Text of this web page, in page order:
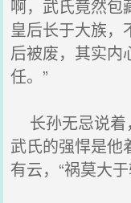
啊，武氏竟然包
皇后长于大族，
后被废，其实内
任。”
长孙无忌说着
武氏的强悍是他
有云，“祸莫大